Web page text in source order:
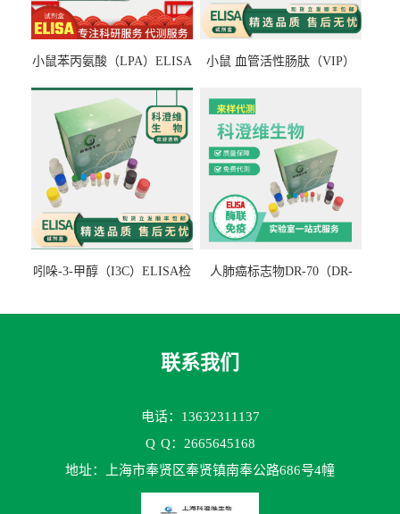
小鼠苯丙氨酸（LPA）ELISA
小鼠 血管活性肠肽（VIP）
吲哚-3-甲醇（I3C）ELISA检
人肺癌标志物DR-70（DR-
联系我们
电话：13632311137
Q Q：2665645168
地址：上海市奉贤区奉贤镇南奉公路686号4幢